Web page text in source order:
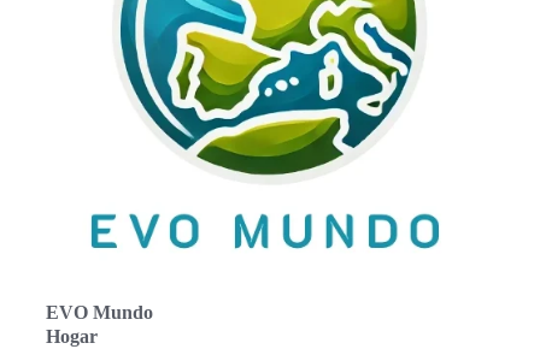
EVO Mundo
Hogar